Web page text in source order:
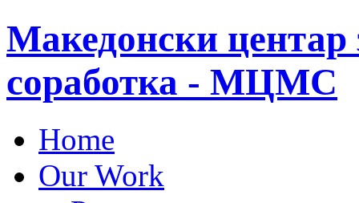
Македонски центар
соработка - МЦМС
Home
Our Work